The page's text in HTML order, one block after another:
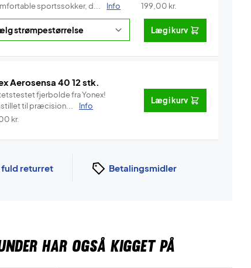
sportssokker, d...
Info 199,00 kr.
Læg i kurv
Aerosensa 40 12 stk.
fjerbolde fra Yonex!
til præcision...
Info
kr.
Læg i kurv
fuld returret Betalingsmidler
HAR OGSÅ KIGGET PÅ